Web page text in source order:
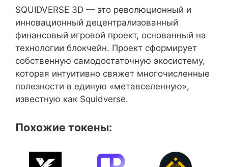
SQUIDVERSE 3D — это революционный и
инновационный децентрализованный
финансовый игровой проект, основанный на
технологии блокчейн. Проект сформирует
собственную самодостаточную экосистему,
которая интуитивно свяжет многочисленные
полезности в единую «метавселенную»,
известную как Squidverse.
Похожие токены: